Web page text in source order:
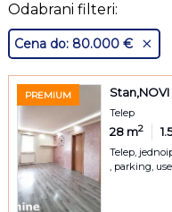
Odabrani filteri:
Cena do: 80.000 €
PREMIUM Stan,NOVI
Telep
28 m2 1.5
Telep,
, parking,